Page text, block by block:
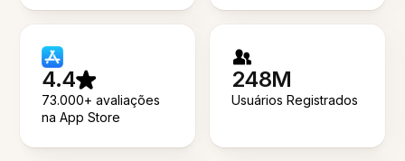
4.4
73.000+ avaliações
na App Store
248M
Usuários Registrados